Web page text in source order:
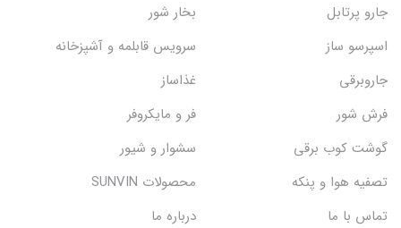
جارو پرتابل
بخار شور
اسپرسو ساز
سرویس قابلمه و آشپزخانه
جاروبرقی
غذاساز
فرش شور
فر و مایکروفر
گوشت کوب برقی
سشوار و شیور
تصفیه هوا و پنکه
محصولات SUNVIN
تماس با ما
درباره ما